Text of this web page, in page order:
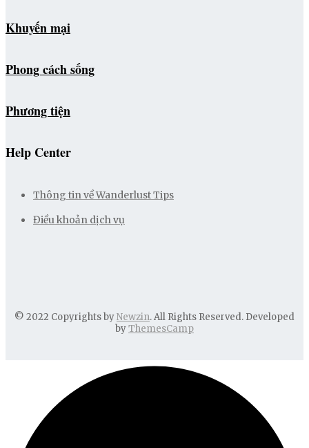
Khuyến mại
Phong cách sống
Phương tiện
Help Center
Thông tin về Wanderlust Tips
Điều khoản dịch vụ
© 2022 Copyrights byNewzin. All Rights Reserved. Developed
byThemesCamp